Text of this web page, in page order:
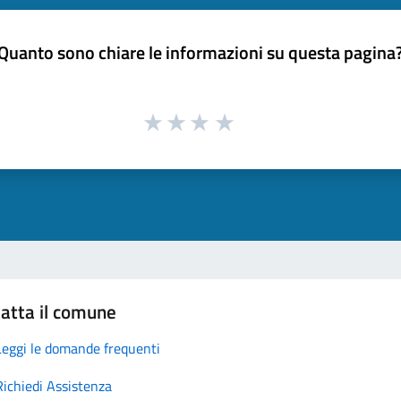
sono chiare le informazioni su questa
il comune
le domande frequenti
Assistenza